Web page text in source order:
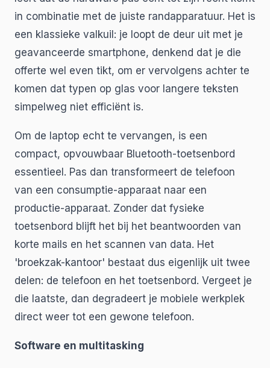
in combinatie met de juiste randapparatuur. Het is
een klassieke valkuil: je loopt de deur uit met je
geavanceerde smartphone, denkend dat je die
offerte wel even tikt, om er vervolgens achter te
komen dat typen op glas voor langere teksten
simpelweg niet efficiënt is.
Om de laptop echt te vervangen, is een
compact, opvouwbaar Bluetooth-toetsenbord
essentieel. Pas dan transformeert de telefoon
van een consumptie-apparaat naar een
productie-apparaat. Zonder dat fysieke
toetsenbord blijft het bij het beantwoorden van
korte mails en het scannen van data. Het
'broekzak-kantoor' bestaat dus eigenlijk uit twee
delen: de telefoon en het toetsenbord. Vergeet je
die laatste, dan degradeert je mobiele werkplek
direct weer tot een gewone telefoon.
Software en multitasking